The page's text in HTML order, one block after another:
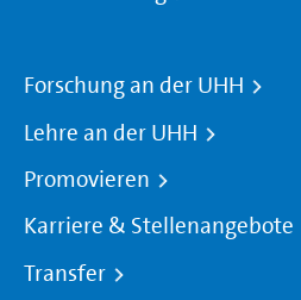
Forschung an der UHH
Lehre an der UHH
Promovieren
Karriere & Stellenangebote
Transfer